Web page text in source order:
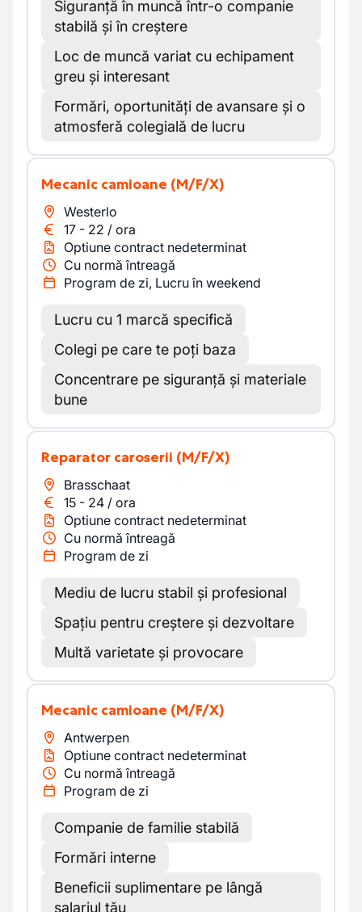
Siguranță în muncă într-o companie
stabilă și în creștere
Loc de muncă variat cu echipament
greu și interesant
Formări, oportunități de avansare și o
atmosferă colegială de lucru
Mecanic camioane (M/F/X)
Westerlo
17 - 22 / ora
Optiune contract nedeterminat
Cu normă întreagă
Program de zi, Lucru în weekend
Lucru cu 1 marcă specifică
Colegi pe care te poți baza
Concentrare pe siguranță și materiale
bune
Reparator caroserii (M/F/X)
Brasschaat
15 - 24 / ora
Optiune contract nedeterminat
Cu normă întreagă
Program de zi
Mediu de lucru stabil și profesional
Spațiu pentru creștere și dezvoltare
Multă varietate și provocare
Mecanic camioane (M/F/X)
Antwerpen
Optiune contract nedeterminat
Cu normă întreagă
Program de zi
Companie de familie stabilă
Formări interne
Beneficii suplimentare pe lângă
salariul tău